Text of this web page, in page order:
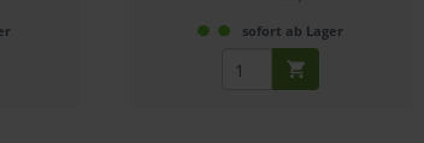
sofort ab Lager